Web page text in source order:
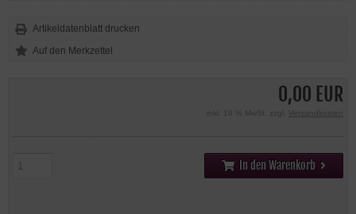
0,00 EUR
inkl. 19 % MwSt. zzgl. Versandkosten
In den Warenkorb
Artikeldatenblatt drucken